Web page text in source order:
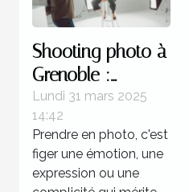
Shooting photo à
Grenoble :
immortalisez vos
moments avec
un professionnel
Lundi 31 mars 2025
14:42
Prendre en photo, c'est
figer une émotion, une
expression ou une